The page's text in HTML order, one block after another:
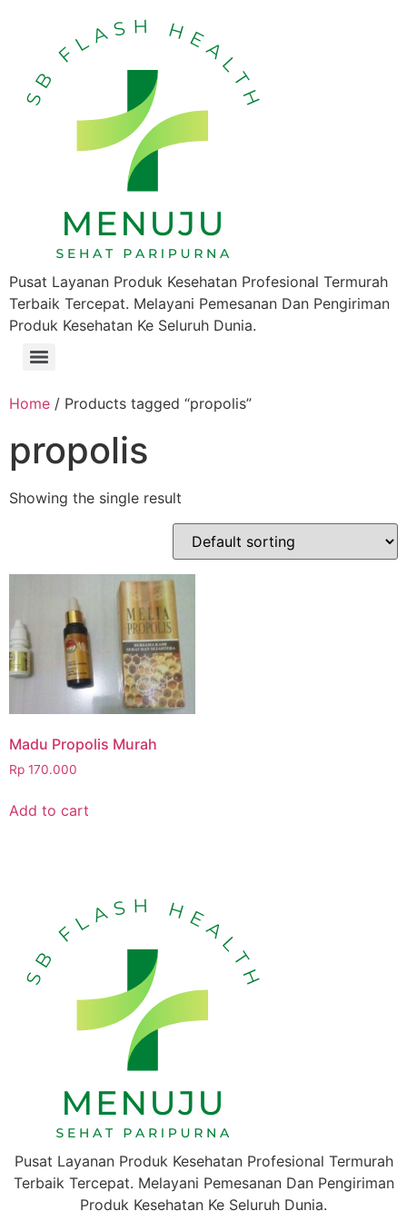
Pusat Layanan Produk Kesehatan Profesional Termurah
Terbaik Tercepat. Melayani Pemesanan Dan Pengiriman
Produk Kesehatan Ke Seluruh Dunia.
Home / Products tagged “propolis”
propolis
Showing the single result
Madu Propolis Murah
Rp 170.000
Add to cart
Pusat Layanan Produk Kesehatan Profesional Termurah
Terbaik Tercepat. Melayani Pemesanan Dan Pengiriman
Produk Kesehatan Ke Seluruh Dunia.